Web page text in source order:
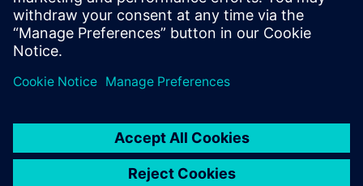
さい。
共有